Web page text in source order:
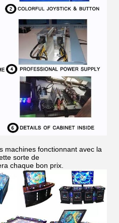
machines fonctionnant avec la
sorte de
chaque bon prix.